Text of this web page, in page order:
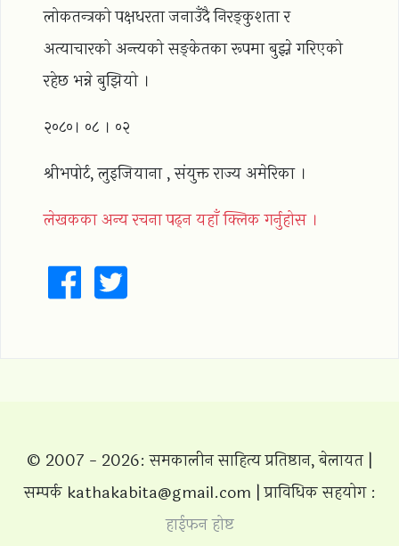
लोकतन्त्रको पक्षधरता जनाउँदै निरङ्कुशता र
अत्याचारको अन्त्यको सङ्केतका रूपमा बुझ्ने गरिएको
रहेछ भन्ने बुझियो ।
२०८०। ०८ । ०२
श्रीभपोर्ट, लुइजियाना , संयुक्त राज्य अमेरिका ।
लेखकका अन्य रचना पढ्न यहाँ क्लिक गर्नुहोस ।
© 2007 - 2026: समकालीन साहित्य प्रतिष्ठान, बेलायत |
सम्पर्क kathakabita@gmail.com |प्राविधिक सहयोग :
हाईफन होष्ट